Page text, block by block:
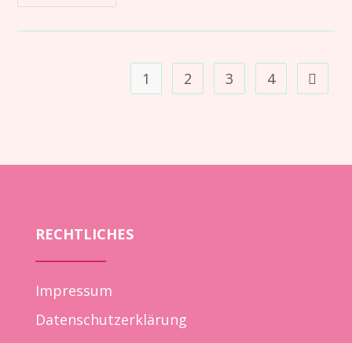
1 2 3 4
RECHTLICHES
Impressum
Datenschutzerklärung